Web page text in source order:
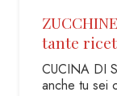
tante
CUCINA DI
anche tu sei